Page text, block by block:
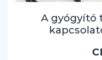
A gyógyító